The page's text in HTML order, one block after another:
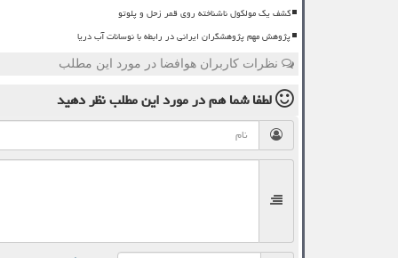
کشف یک مولکول ناشناخته روی قمر زحل و پلوتو
پژوهش مهم پژوهشگران ایرانی در رابطه با نوسانات آب دریا
نظرات کاربران هوافضا در مورد این مطلب
لطفا شما همدر مورد این مطلبنظر دهید